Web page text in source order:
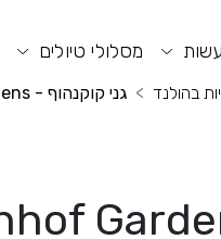
מסלולי טיולים
בהולנד גני קוקנהוף - Keukenhof Gardens